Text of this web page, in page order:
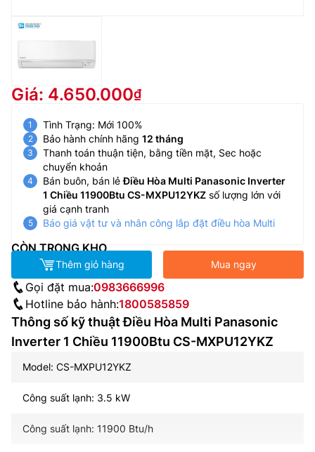
Giá: 4.650.000
Tình Trạng: Mới 100%
Bảo hành chính hãng 12 tháng
Thanh toán thuận tiện, bằng tiền mặt, Sec hoặc
chuyển khoản
Bán buôn, bán lẻĐiều Hòa Multi Panasonic Inverter
1 Chiều 11900Btu CS-MXPU12YKZ số lượng lớn với
giá cạnh tranh
Báo giá vật tư và nhân công lắp đặt điều hòa Multi
CÒN TRONG KHO
Thêm giỏ hàng Mua ngay
Gọi đặt mua:0983666996
Hotline bảo hành:1800585859
Thông số kỹ thuật Điều Hòa Multi Panasonic
Inverter 1 Chiều 11900Btu CS-MXPU12YKZ
Model: CS-MXPU12YKZ
Công suất lạnh: 3.5 kW
Công suất lạnh: 11900 Btu/h